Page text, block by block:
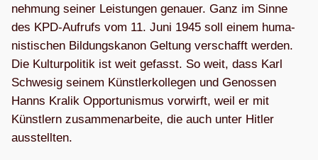
neh­mung sei­ner Leis­tun­gen genauer. Ganz im Sinne
des KPD-Auf­rufs vom 11. Juni 1945 soll einem huma­
nis­ti­schen Bil­dungs­ka­non Gel­tung ver­schafft wer­den.
Die Kul­tur­po­li­tik ist weit gefasst. So weit, dass Karl
Schwe­sig sei­nem Künst­ler­kol­le­gen und Genos­sen
Hanns Kra­lik Oppor­tu­nis­mus vor­wirft, weil er mit
Künst­lern zusam­men­ar­beite, die auch unter Hit­ler
ausstellten.